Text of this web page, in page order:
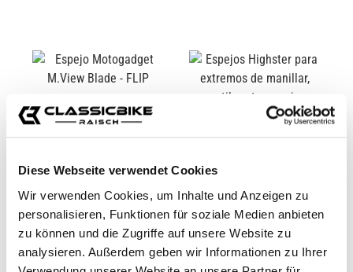
Diese Webseite verwendet Cookies
Wir verwenden Cookies, um Inhalte und Anzeigen zu
personalisieren, Funktionen für soziale Medien anbieten
zu können und die Zugriffe auf unsere Website zu
analysieren. Außerdem geben wir Informationen zu Ihrer
ESPEJO
MOTOGADGET
M.VIEW BLADE - FLIP
ESPEJOS HIGHSTER
PARA EXTREMOS DE
MANILLAR, ESTILO
CB12022.1M